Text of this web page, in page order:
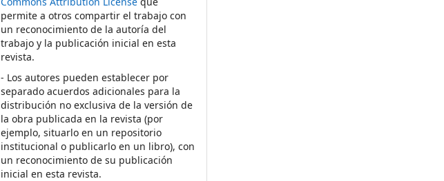
permite a otros compartir el trabajo con
un reconocimiento de la autoría del
trabajo y la publicación inicial en esta
revista.
- Los autores pueden establecer por
separado acuerdos adicionales para la
distribución no exclusiva de la versión de
la obra publicada en la revista (por
ejemplo, situarlo en un repositorio
institucional o publicarlo en un libro), con
un reconocimiento de su publicación
inicial en esta revista.